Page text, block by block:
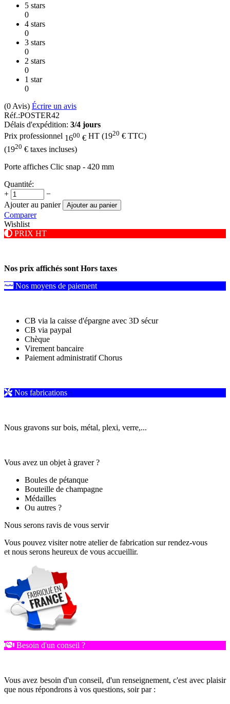
5 stars
0
4 stars
0
3 stars
0
2 stars
0
1 star
0
(0 Avis) Écrire un avis
Réf.:POSTER42
Délais d'expédition: 3/4 jours
Prix professionnel 1600 € HT (1920 € TTC)
(1920 € taxes incluses)
Porte affiches Clic snap - 420 mm
Quantité:
+
−
Ajouter au panier
Ajouter au panier
Comparer
Wishlist
PRIX HT
Nos prix affichés sont Hors taxes
Nos moyens de paiement
CB via la caisse d'épargne avec 3D sécur
CB via paypal
Chèque
Virement bancaire
Paiement administratif Chorus
Nos fabrications
Nous gravons sur bois, métal, plexi, verre,...
Vous avez un objet à graver ?
Boules de pétanque
Bouteille de champagne
Médailles
Ou autres ?
Nous serons ravis de vous servir
Vous pouvez visiter notre atelier de fabrication sur rendez-vous
et nous serons heureux de vous accueillir.
Besoin d'un conseil ?
Vous avez besoin d'un conseil, d'un renseignement, c'est avec plaisir
que nous répondrons à vos questions, soir par :